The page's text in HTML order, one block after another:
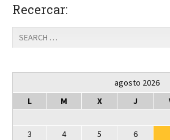
Recercar:
agosto 2026
L
M X J
3
4 5 6